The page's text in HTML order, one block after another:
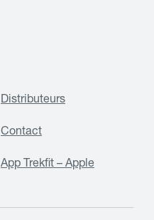
Distributeurs
Contact
App Trekfit – Apple